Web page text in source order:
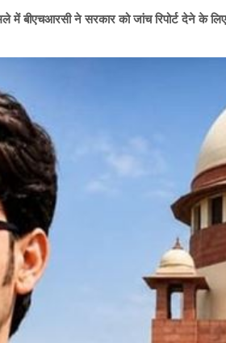
में बीएचआरसी ने सरकार को जांच रिपोर्ट देने के